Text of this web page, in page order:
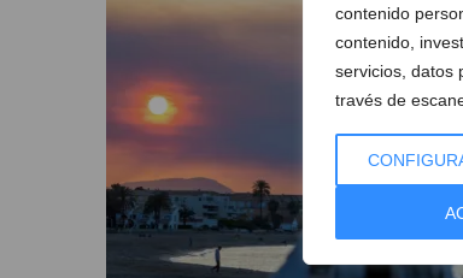
contenido
contenido,
servicios, datos
través de